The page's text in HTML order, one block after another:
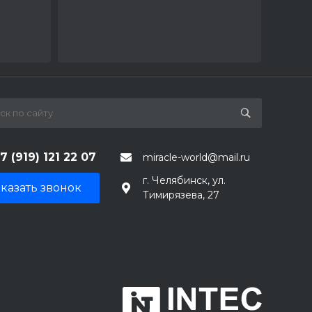
(919) 121 22 07 miracle-world@mail.ru
звонок
г. Челябинск, ул.
Тимирязева, 27